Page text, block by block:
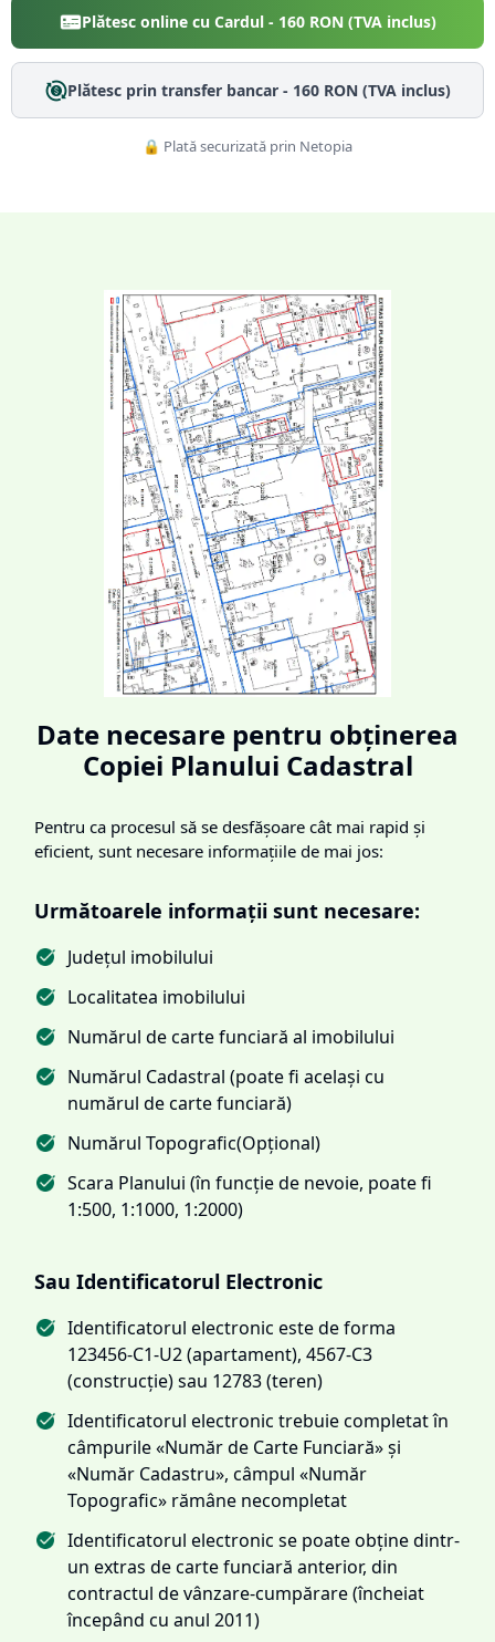
Plătesc online cu Cardul - 160RON (TVA inclus)
Plătesc prin transfer bancar - 160RON (TVA inclus)
🔒 Plată securizată prin Netopia
Date necesare pentru obținerea
Copiei Planului Cadastral
Pentru ca procesul să se desfășoare cât mai rapid și
eficient, sunt necesare informațiile de mai jos:
Următoarele informații sunt necesare:
Județul imobilului
Localitatea imobilului
Numărul de carte funciară al imobilului
Numărul Cadastral (poate fi același cu
numărul de carte funciară)
Numărul Topografic(Opțional)
Scara Planului (în funcție de nevoie, poate fi
1:500, 1:1000, 1:2000)
Sau Identificatorul Electronic
Identificatorul electronic este de forma
123456-C1-U2 (apartament), 4567-C3
(construcție) sau 12783 (teren)
Identificatorul electronic trebuie completat în
câmpurile «Număr de Carte Funciară» și
«Număr Cadastru», câmpul «Număr
Topografic» rămâne necompletat
Identificatorul electronic se poate obține dintr-
un extras de carte funciară anterior, din
contractul de vânzare-cumpărare (încheiat
începând cu anul 2011)